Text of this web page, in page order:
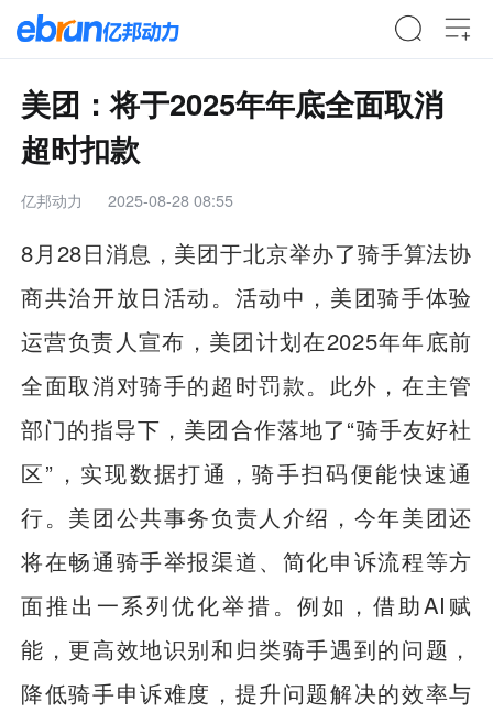
美团：将于2025年年底全面取消
超时扣款
亿邦动力 2025-08-28 08:55
8月28日消息，美团于北京举办了骑手算法协
商共治开放日活动。活动中，美团骑手体验
运营负责人宣布，美团计划在2025年年底前
全面取消对骑手的超时罚款。此外，在主管
部门的指导下，美团合作落地了“骑手友好社
区”，实现数据打通，骑手扫码便能快速通
行。美团公共事务负责人介绍，今年美团还
将在畅通骑手举报渠道、简化申诉流程等方
面推出一系列优化举措。例如，借助AI赋
能，更高效地识别和归类骑手遇到的问题，
降低骑手申诉难度，提升问题解决的效率与